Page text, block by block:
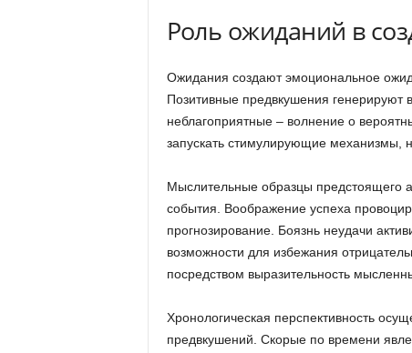
Роль ожиданий в
Ожидания создают эмоциональное
Позитивные предвкушения генерируют
неблагоприятные – волнение о
запускать стимулирующие
Мыслительные образцы предстоящего
события. Воображение успеха
прогнозирование. Боязнь неудачи
возможности для избежания
посредством выразительность
Хронологическая перспективность
предвкушений. Скорые по времени